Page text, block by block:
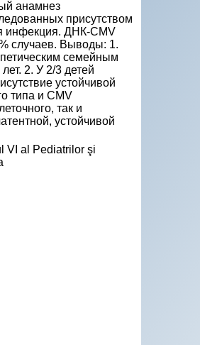
анамнез
присутством
инфекция. ДНК-CMV
случаев. Выводы: 1.
семейным
2. У 2/3 детей
устойчивой
типа и CMV
так и
устойчивой
VI al Pediatrilor şi